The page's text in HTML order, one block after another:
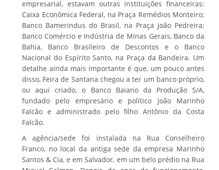
empresarial, estavam outras instituições financeiras:
Caixa Econômica Federal, na Praça Remédios Monteiro;
Banco Bamerindus do Brasil, na Praça João Pedreira;
Banco Comércio e Indústria de Minas Gerais, Banco da
Bahia, Banco Brasileiro de Descontos e o Banco
Nacional do Espírito Santo, na Praça da Bandeira. Um
detalhe ainda mais importante é que, um pouco antes
disso, Feira de Santana chegou a ter um banco próprio,
ou aqui criado, o Banco Baiano da Produção S/A,
fundado pelo empresário e político João Marinho
Falcão e administrado pelo filho Antônio da Costa
Falcão.
A agência/sede foi instalada na Rua Conselheiro
Franco, no local da antiga sede da empresa Marinho
Santos & Cia, e em Salvador, em um belo prédio na Rua